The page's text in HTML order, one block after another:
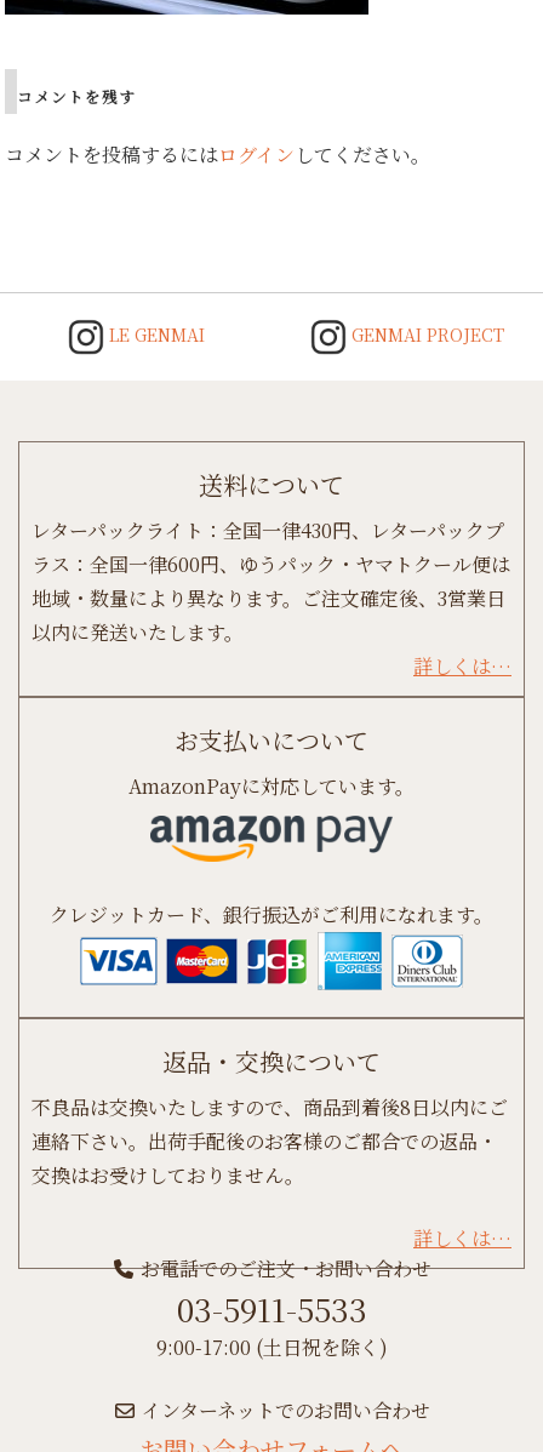
コメントを残す
コメントを投稿するにはログイン してください。
LE GENMAI GENMAI PROJECT
送料について
レターパックライト：全国一律430円、レターパックプ
ラス：全国一律600円、ゆうパック・ヤマトクール便は
地域・数量により異なります。ご注文確定後、3営業日
以内に発送いたします。
詳しくは…
お支払いについて
AmazonPayに対応しています。
クレジットカード、銀行振込がご利用になれます。
返品・交換について
不良品は交換いたしますので、商品到着後8日以内にご
連絡下さい。出荷手配後のお客様のご都合での返品・
交換はお受けしておりません。
詳しくは…
お電話でのご注文・お問い合わせ
03-5911-5533
9:00-17:00 (土日祝を除く)
インターネットでのお問い合わせ